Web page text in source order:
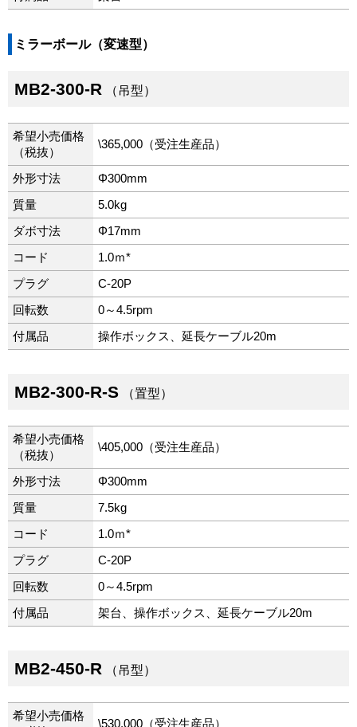
ミラーボール（変速型）
MB2-300-R （吊型）
希望小売価格
（税抜）
\365,000（受注生産品）
外形寸法 Φ300mm
質量 5.0kg
ダボ寸法 Φ17mm
コード 1.0ｍ*
プラグ C-20P
回転数 0～4.5rpm
付属品 操作ボックス、延長ケーブル20m
MB2-300-R-S （置型）
希望小売価格
（税抜）
\405,000（受注生産品）
外形寸法 Φ300mm
質量 7.5kg
コード 1.0ｍ*
プラグ C-20P
回転数 0～4.5rpm
付属品 架台、操作ボックス、延長ケーブル20m
MB2-450-R （吊型）
希望小売価格
\530,000（受注生産品）